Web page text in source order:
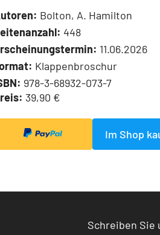
Bolton, A. Hamilton
448
11.06.2026
Klappenbroschur
978-3-68932-073-7
39,90 €
Im Shop
Schreiben Sie